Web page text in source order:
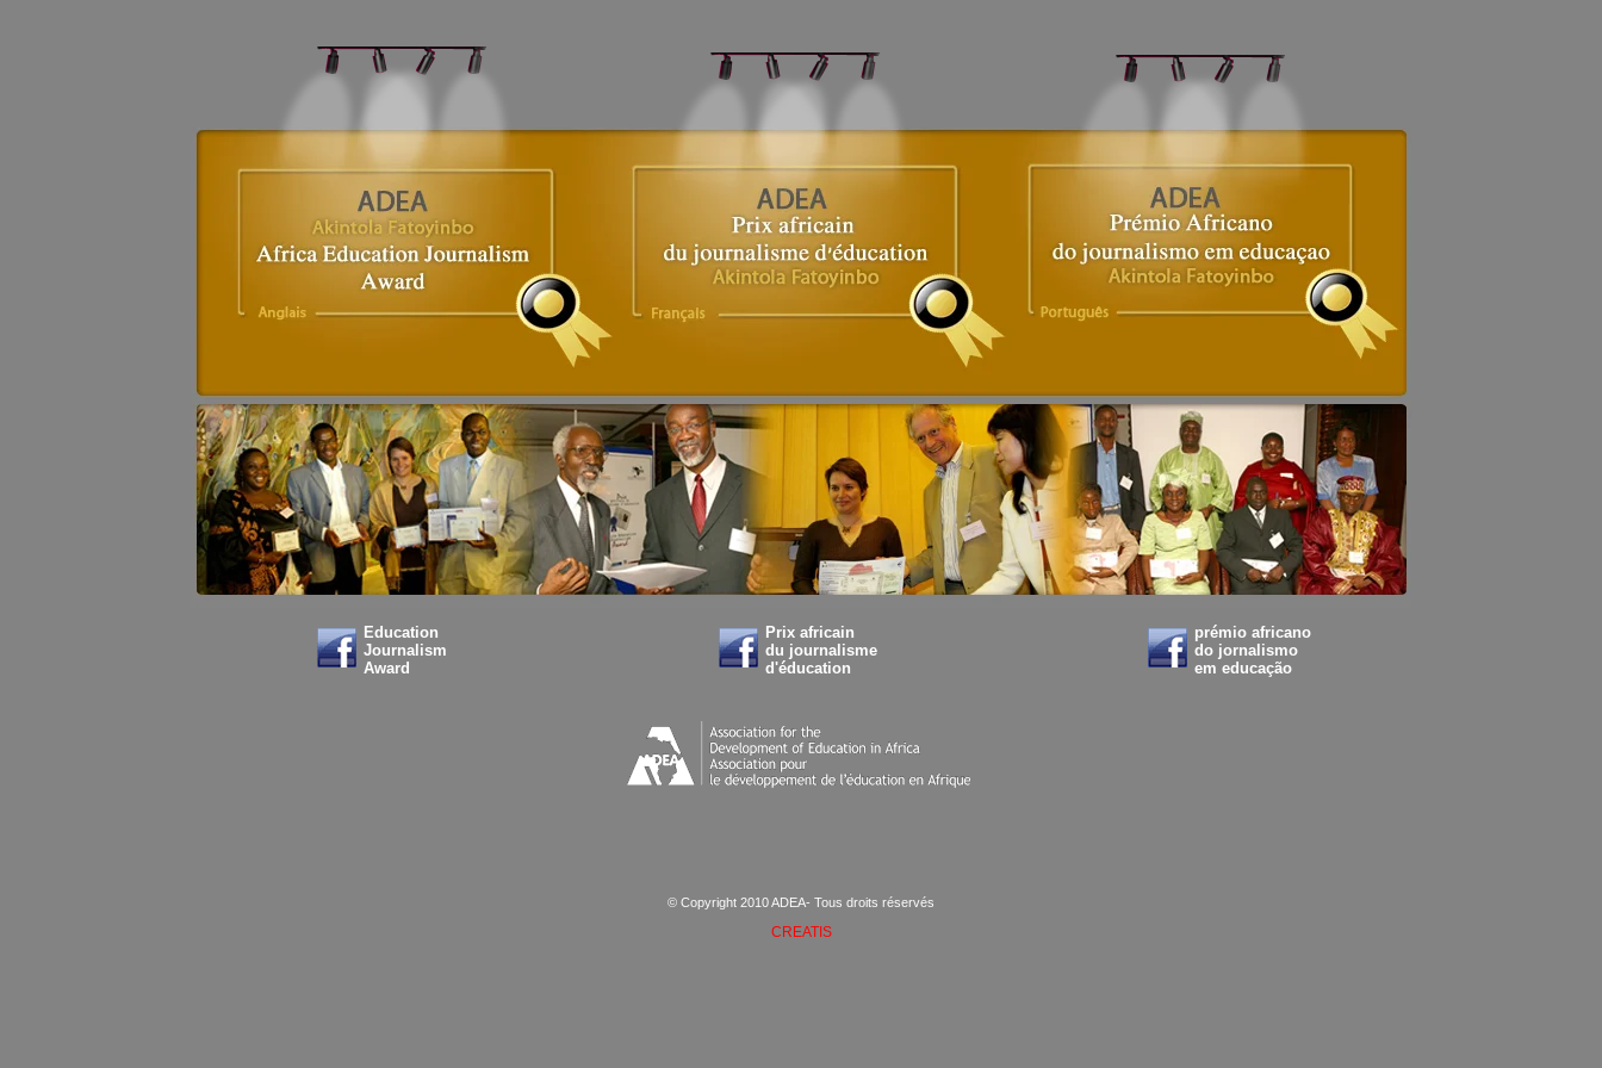
Education
Journalism
Award
Prix africain
du journalisme
d'éducation
prémio africano
do jornalismo
em educação
© Copyright 2010 ADEA- Tous droits réservés
CREATIS